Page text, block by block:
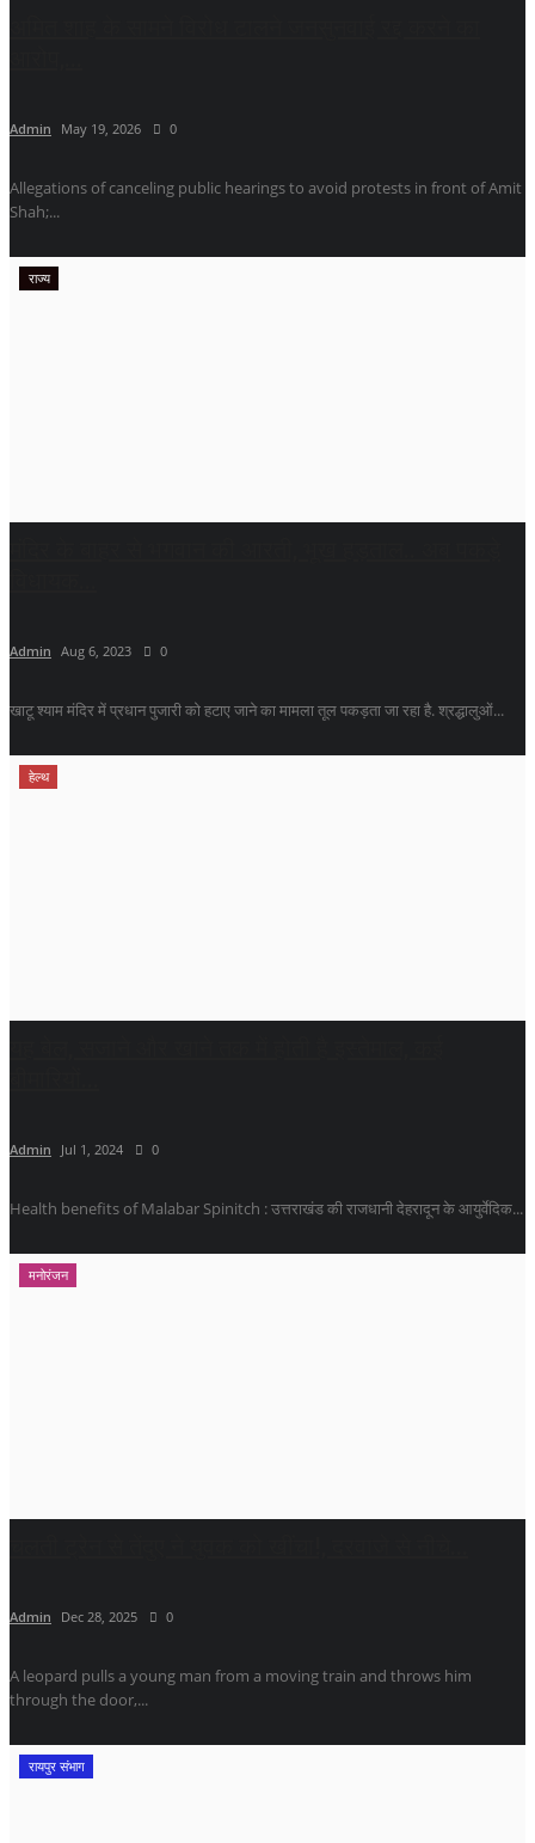
Admin May 19, 2026 0
Allegations of canceling public hearings to avoid protests in front of Amit
Shah;...
राज्य
Admin Aug 6, 2023 0
खाटू श्याम मंदिर में प्रधान पुजारी को हटाए जाने का मामला तूल पकड़ता जा रहा है. श्रद्धालुओं...
हेल्थ
Admin Jul 1, 2024 0
Health benefits of Malabar Spinitch : उत्तराखंड की राजधानी देहरादून के आयुर्वेदिक...
मनोरंजन
Admin Dec 28, 2025 0
A leopard pulls a young man from a moving train and throws him
through the door,...
रायपुर संभाग